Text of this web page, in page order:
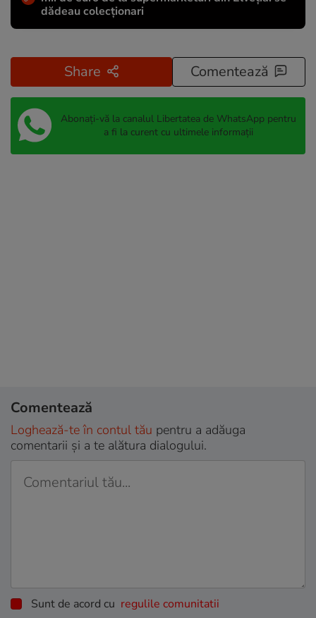
dădeau colecționari
Share Comentează
Abonați-vă la canalul Libertatea de WhatsApp pentru
a fi la curent cu ultimele informații
Comentează
Loghează-te în contul tău pentru a adăuga
comentarii și a te alătura dialogului.
Sunt de acord cu regulile comunitatii